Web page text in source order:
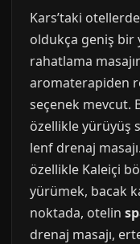
Kars’taki
oldukça geniş bir
rahatlama
aromaterapiden
seçenek mevcut.
özellikle yürüyüş
lenf drenaj
özellikle Kaleiçi
yürümek, bacak
noktada, otelin
drenaj masajı,